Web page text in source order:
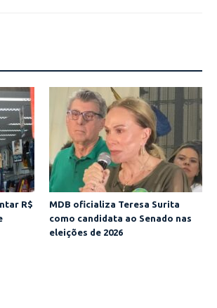
R$
MDB oficializa Teresa Surita
como candidata ao Senado nas
eleições de 2026